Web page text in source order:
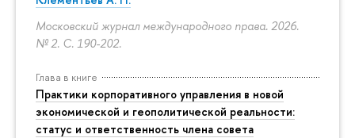
Московский журнал международного права. 2026.
№ 2. С. 190-202.
Глава в книге
Практики корпоративного управления в новой
экономической и геополитической реальности:
статус и ответственность члена совета